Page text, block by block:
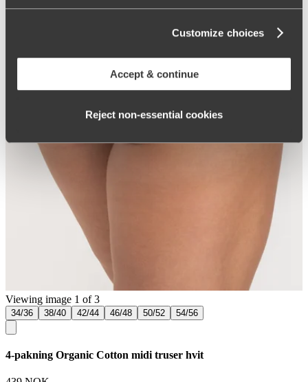
Customize choices
Accept & continue
Reject non‑essential cookies
Viewing image 1 of 3
34/36 38/40 42/44 46/48 50/52 54/56
4-pakning Organic Cotton midi truser hvit